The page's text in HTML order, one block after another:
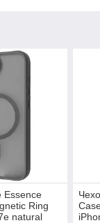
Essence
Ring
natural